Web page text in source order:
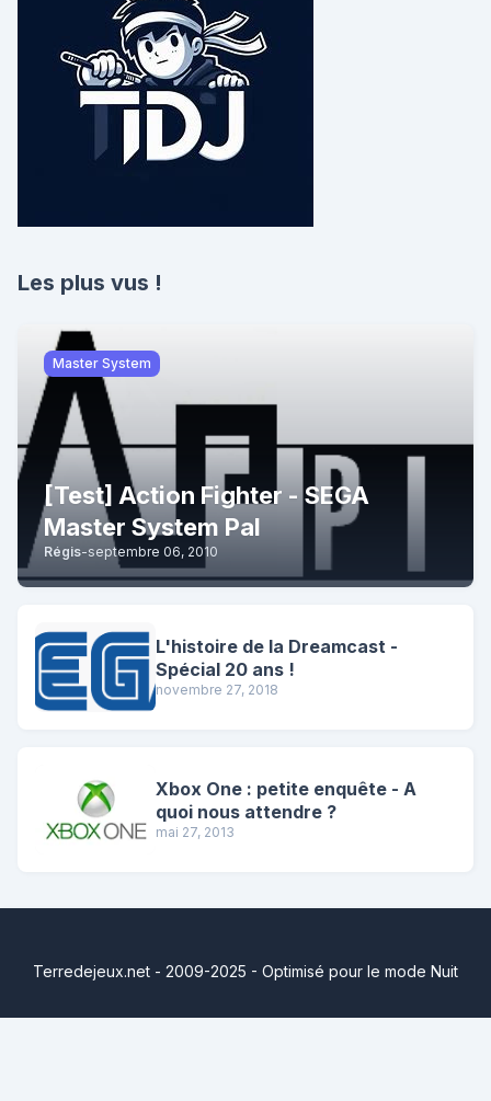
Les plus vus !
Master System
[Test] Action Fighter - SEGA
Master System Pal
Régis-septembre 06, 2010
L'histoire de la Dreamcast -
Spécial 20 ans !
novembre 27, 2018
Xbox One : petite enquête - A
quoi nous attendre ?
mai 27, 2013
Terredejeux.net - 2009-2025 - Optimisé pour le mode Nuit